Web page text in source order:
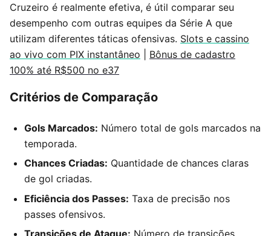
Cruzeiro é realmente efetiva, é útil comparar seu
desempenho com outras equipes da Série A que
utilizam diferentes táticas ofensivas. Slots e cassino
ao vivo com PIX instantâneo
Bônus de cadastro
100% até R$500 no e37
Critérios de Comparação
Gols Marcados: Número total de gols marcados na
temporada.
Chances Criadas: Quantidade de chances claras
de gol criadas.
Eficiência dos Passes: Taxa de precisão nos
passes ofensivos.